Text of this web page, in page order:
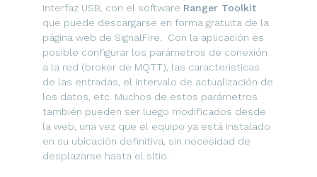
interfaz USB, con el software Ranger Toolkit
que puede descargarse en forma gratuita de la
página web de SignalFire. Con la aplicación es
posible configurar los parámetros de conexión
a la red (broker de MQTT), las características
de las entradas, el intervalo de actualización de
los datos, etc. Muchos de estos parámetros
también pueden ser luego modificados desde
la web, una vez que el equipo ya está instalado
en su ubicación definitiva, sin necesidad de
desplazarse hasta el sitio.